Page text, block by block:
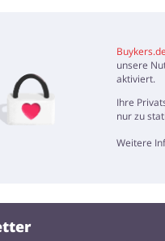
Buykers.de
unsere
aktiviert.
Ihre
nur zu
Weitere